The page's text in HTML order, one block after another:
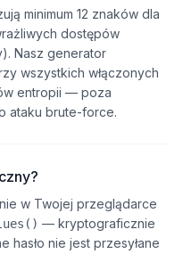
minimum 12 znaków dla
dostępów
Nasz generator
wszystkich włączonych
entropii — poza
ataku brute-force.
w Twojej przeglądarce
— kryptograficznie
hasło nie jest przesyłane